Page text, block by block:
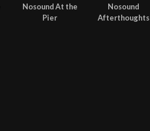
Nosound At the
Pier
Nosound
Afterthoughts